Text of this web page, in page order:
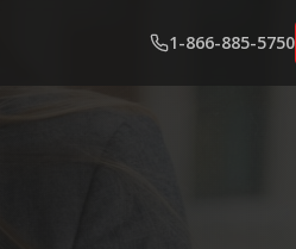
1-866-885-5750